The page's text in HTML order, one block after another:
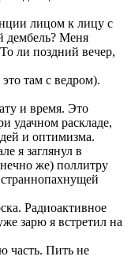
лицом к лицу с
дембель? Меня
ли поздний вечер,
там с ведром).
и время. Это
удачном раскладе,
и оптимизма.
я заглянул в
же) поллитру
Радиоактивное
зарю я встретил на
часть. Пить не